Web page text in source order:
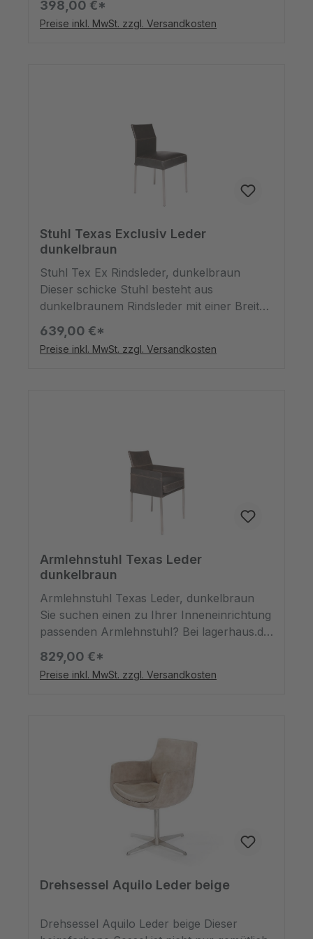
Er lässt sich perfekt zu kräftigen
Vollholztischen kombinieren. Wichtig ist,
398,00 €*
Preise inkl. MwSt. zzgl. Versandkosten
Stuhl Texas Exclusiv Leder
dunkelbraun
Stuhl Tex Ex Rindsleder, dunkelbraun
Dieser schicke Stuhl besteht aus
dunkelbraunem Rindsleder mit einer Breite
von 50cm, einer Höhe von 86cm und einer
Tiefe von 54cm. Das stabile Leder
ummantelt den Korpus, dessen Sitzfläche
der in modernen und rustikal eingerichteten
Milieus eine gute Figur macht.
639,00 €*
Preise inkl. MwSt. zzgl. Versandkosten
Armlehnstuhl Texas Leder
dunkelbraun
Armlehnstuhl Texas Leder, dunkelbraun
Sie suchen einen zu Ihrer Inneneinrichtung
passenden Armlehnstuhl? Bei lagerhaus.de
werden Sie fündig! Das elegante Design
unseres Stuhls bringt Gleichgewicht ins
Haus. Durch die tiefe Sitzfläche und das
nach dem Essen noch gemütlich am Tisch
sitzen bleiben können. Das Produkt hat die
Maße Breite 54cm, Höhe 86cm sowie Tiefe
54cm. Der Korpus zum Sitzen besteht aus
Rohstoff, der hauptsächlich für Kleidung
und Möbel verwendet wird. Gehalten wird
829,00 €*
Preise inkl. MwSt. zzgl. Versandkosten
Drehsessel Aquilo Leder beige
Drehsessel Aquilo Leder beige Dieser